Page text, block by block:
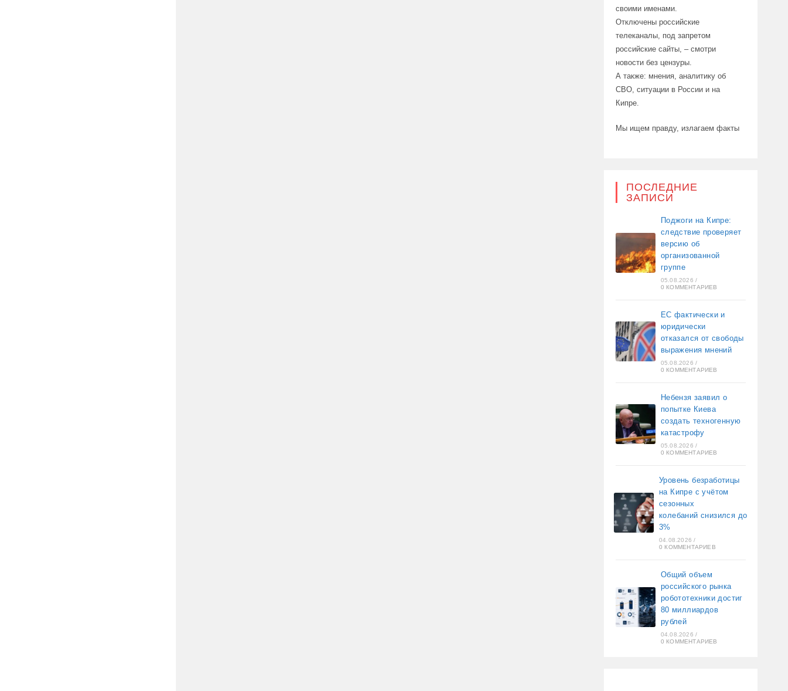
своими именами.
Отключены российские
телеканалы, под запретом
российские сайты, – смотри
новости без цензуры.
А также: мнения, аналитику об
СВО, ситуации в России и на
Кипре.
Мы ищем правду, излагаем факты
ПОСЛЕДНИЕ
ЗАПИСИ
Поджоги на Кипре:
следствие проверяет
версию об
организованной
группе
05.08.2026 /
0 КОММЕНТАРИЕВ
ЕС фактически и
юридически
отказался от свободы
выражения мнений
05.08.2026 /
0 КОММЕНТАРИЕВ
Небензя заявил о
попытке Киева
создать техногенную
катастрофу
05.08.2026 /
0 КОММЕНТАРИЕВ
Уровень безработицы
на Кипре с учётом
сезонных
колебаний снизился до
3%
04.08.2026 /
0 КОММЕНТАРИЕВ
Общий объем
российского рынка
робототехники достиг
80 миллиардов
рублей
04.08.2026 /
0 КОММЕНТАРИЕВ